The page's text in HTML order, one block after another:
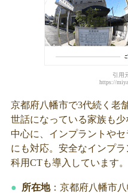
引用
https://
京都府八幡市で3代続く老
世話になっている家族も
中心に、インプラントや
にも対応。安全なインプ
科用CTも導入しています。
所在地：京都府八幡市